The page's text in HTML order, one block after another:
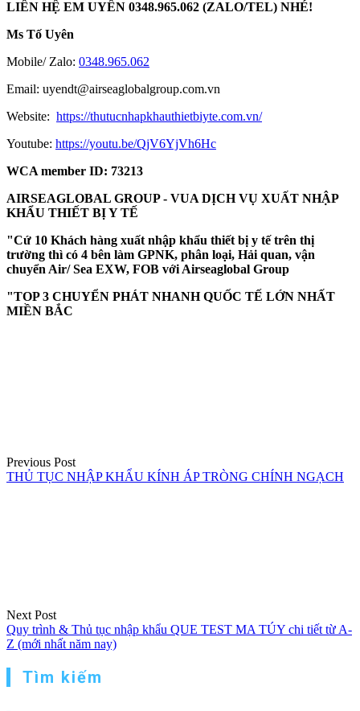
LIÊN HỆ EM UYÊN 0348.965.062 (ZALO/TEL) NHÉ!
Ms Tố Uyên
Mobile/ Zalo: 0348.965.062
Email: uyendt@airseaglobalgroup.com.vn
Website: https://thutucnhapkhauthietbiyte.com.vn/
Youtube: https://youtu.be/QjV6YjVh6Hc
WCA member ID: 73213
AIRSEAGLOBAL GROUP - VUA DỊCH VỤ XUẤT NHẬP
KHẨU THIẾT BỊ Y TẾ
"Cứ 10 Khách hàng xuất nhập khẩu thiết bị y tế trên thị
trường thì có 4 bên làm GPNK, phân loại, Hải quan, vận
chuyển Air/ Sea EXW, FOB với Airseaglobal Group
"TOP 3 CHUYỂN PHÁT NHANH QUỐC TẾ LỚN NHẤT
MIỀN BẮC
Previous Post
THỦ TỤC NHẬP KHẨU KÍNH ÁP TRÒNG CHÍNH NGẠCH
Next Post
Quy trình & Thủ tục nhập khẩu QUE TEST MA TÚY chi tiết từ A-
Z (mới nhất năm nay)
Tìm kiếm